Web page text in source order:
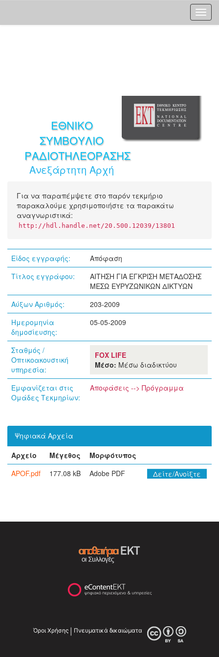
ΕΘΝΙΚΟ
ΣΥΜΒΟΥΛΙΟ
ΡΑΔΙΟΤΗΛΕΟΡΑΣΗΣ
Ανεξάρτητη Αρχή
Για να παραπέμψετε στο παρόν τεκμήριο
παρακαλούμε χρησιμοποιήστε τα παρακάτω
αναγνωριστικά:
http://hdl.handle.net/20.500.12039/13801
Είδος εγγραφής:
Απόφαση
Τίτλος εγγράφου:
ΑΙΤΗΣΗ ΓΙΑ ΕΓΚΡΙΣΗ ΜΕΤΑΔΟΣΗΣ
ΜΕΣΩ ΕΥΡΥΖΩΝΙΚΩΝ ΔΙΚΤΥΩΝ
Αύξων Αριθμός:
203-2009
Ημερομηνία
δημοσίευσης:
05-05-2009
Σταθμός /
Οπτικοακουστική
υπηρεσία:
FOX LIFE
Μέσο: Μέσω διαδικτύου
Εμφανίζεται στις
Ομάδες Τεκμηρίων:
Αποφάσεις --> Πρόγραμμα
Ψηφιακά Αρχεία
Αρχείο
Μέγεθος
Μορφότυπος
APOF.pdf
177.08 kB Adobe PDF Δείτε/Ανοίξτε